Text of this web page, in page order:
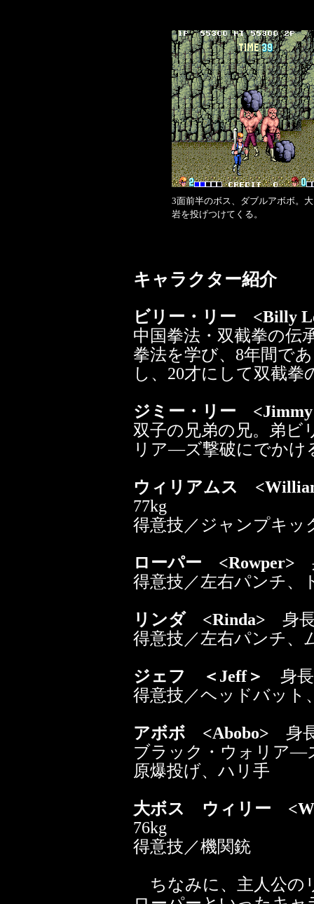
3面前半のボス、ダブルアボボ。
岩を投げつけてくる。
キャラクター紹介
ビリー・リー <Billy
中国拳法・双截拳の伝
拳法を学び、8年間で
し、20才にして双截拳
ジミー・リー <Jimmy
双子の兄弟の兄。弟ビ
リア―ズ撃破にでか
ウィリアムス
77kg
得意技／ジャンプキッ
ローパー <Rowper>
得意技／左右パンチ、
リンダ <Rinda> 身長
得意技／左右パンチ、
ジェフ ＜Jeff＞
身長
得意技／ヘッドバット
アボボ <Abobo> 身
ブラック・ウォリア
原爆投げ、ハリ手
大ボス ウィリー
76kg
得意技／機関銃
ちなみに、主人公の